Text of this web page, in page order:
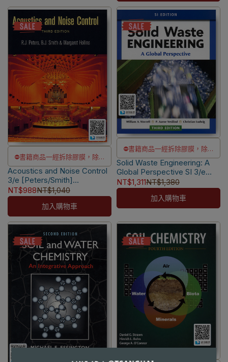
⛔書籍商品一經拆除膠膜，除非
瑕疵換書不提供退貨與退款
✅訂購數量5本以上另有優惠，請
洽LINE客服訂購
Acoustics and Noise Control
3/e [Peters/Smith]
9780273724681
NT$988NT$1,040
加入購物車
⛔書籍商品一經拆除膠膜，除非
瑕疵換書不提供退貨與退款
✅訂購數量5本以上另有優惠，請
洽LINE客服訂購
Solid Waste Engineering: A
Global Perspective SI 3/e
[Worrell/Vesilind/Ludwig]
9781305638600
NT$1,311NT$1,380
加入購物車